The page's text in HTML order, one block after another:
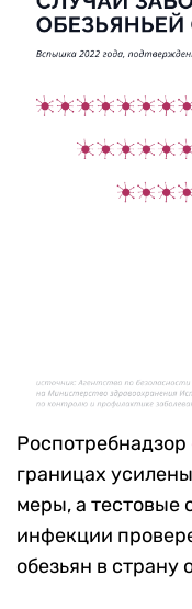
Роспотребнадзор
границах
меры, а тестовые
инфекции
обезьян в страну